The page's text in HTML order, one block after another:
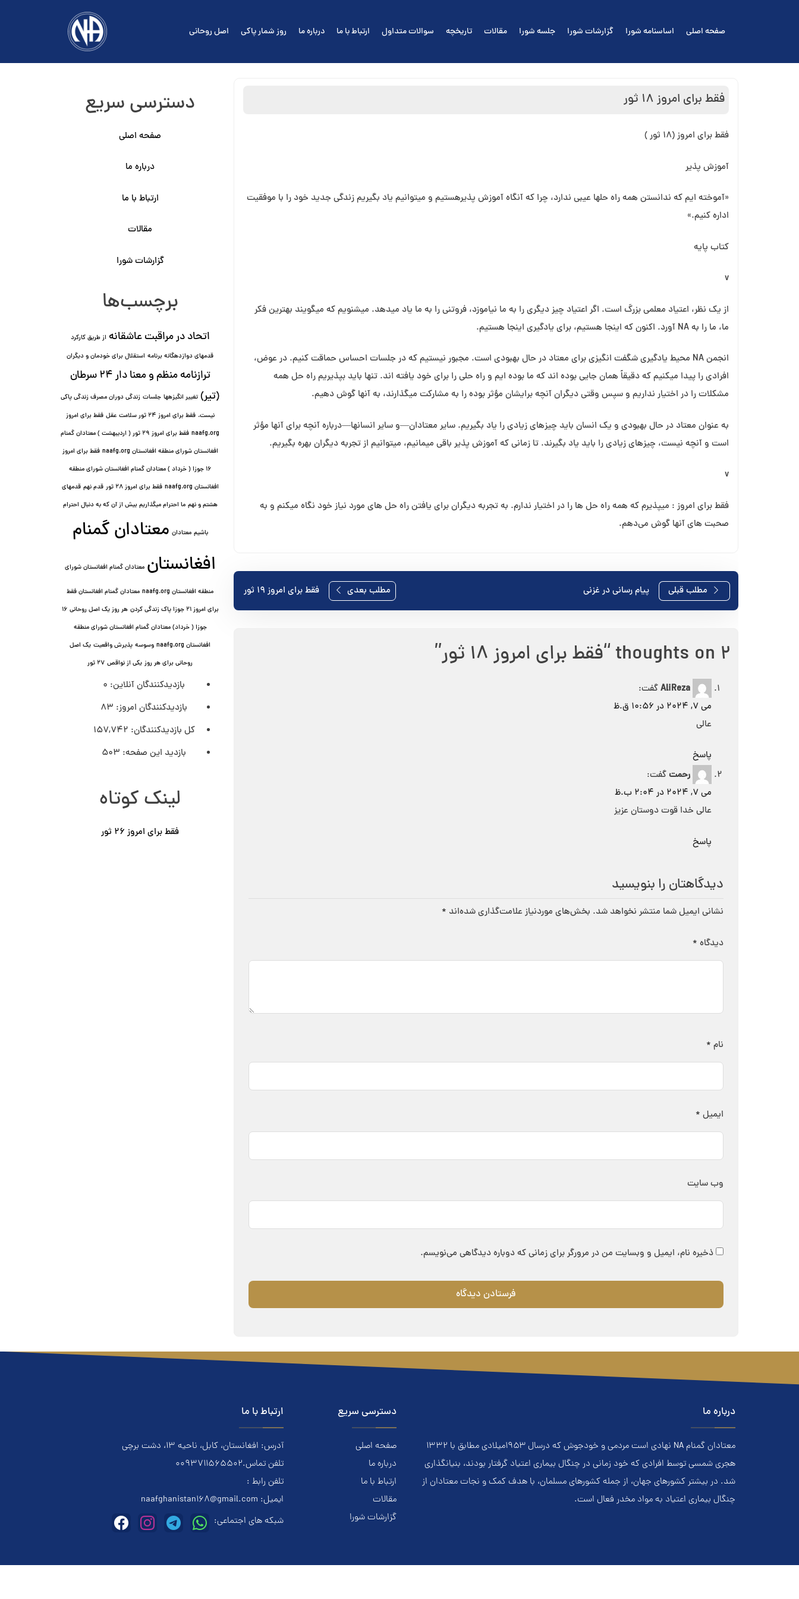
صفحه اصلی اساسنامه شورا گزارشات شورا جلسه شورا مقالات تاریخچه سوالات متداول ارتباط با ما درباره ما روز شمار پاکی اصل روحانی
فقط برای امروز 18 ثور
فقط برای امروز (۱۸ ثور )
آموزش پذیر
«آموخته ⁯ایم که ندانستن همه راه حل⁯ها عیبی ندارد، چرا که آنگاه آموزش پذیرهستیم و می⁯توانیم یاد بگیریم زندگی جدید خود را با موفقیت
اداره کنیم.»
کتاب پایه
v
از یک نظر، اعتیاد معلمی بزرگ است. اگر اعتیاد چیز دیگری را به ما نیاموزد، فروتنی را به ما یاد می⁯دهد. می⁯شنویم که می⁯گویند بهترین فکر
ما، ما را به NA آورد. اکنون که اینجا هستیم، برای یادگیری اینجا هستیم.
انجمن NA محیط یادگیری شگفت⁯ انگیزی برای معتاد در حال بهبودی است. مجبور نیستیم که در جلسات احساس حماقت کنیم. در عوض،
افرادی را پیدا می⁯کنیم که دقیقاً همان جایی بوده اند که ما بوده ایم و راه حلی را برای خود یافته ⁯اند. تنها باید بپذیریم راه حل همه
مشکلات را در اختیار نداریم و سپس وقتی دیگران آنچه برایشان مؤثر بوده را به مشارکت می⁯گذارند، به آنها گوش دهیم.
به عنوان معتاد در حال بهبودی و یک انسان⁯⁯ باید چیزهای زیادی را یاد بگیریم. سایر معتادان—و سایر انسان⁯ها—درباره آنچه برای آنها مؤثر
است و آنچه نیست، چیزهای زیادی را باید یاد بگیرند. تا زمانی که آموزش پذیر باقی می⁯مانیم، می⁯توانیم از تجربه دیگران بهره بگیریم.
v
فقط برای امروز : می⁯پذیرم که همه راه حل⁯ ها را در اختیار ندارم. به تجربه دیگران برای یافتن راه حل های مورد نیاز خود نگاه می⁯کنم و به
صحبت های آنها گوش می⁯‌دهم.
راهبری
مطلب قبلی پیام رسانی در غزنی مطلب بعدی فقط برای امروز ١٩ ثور
2 thoughts on “ فقط برای امروز 18 ثور ”
AliRezaگفت:
می 7, 2024 در 10:56 ق.ظ
عالی
پاسخ
رحمتگفت:
می 7, 2024 در 2:04 ب.ظ
عالی خدا قوت دوستان عزیز
پاسخ
دیدگاهتان را بنویسید
نشانی ایمیل شما منتشر نخواهد شد. بخش‌های موردنیاز علامت‌گذاری شده‌اند *
دیدگاه *
نام *
ایمیل *
وب‌ سایت
ذخیره نام، ایمیل و وبسایت من در مرورگر برای زمانی که دوباره دیدگاهی می‌نویسم.
دسترسی سریع
صفحه اصلی
درباره ما
ارتباط با ما
مقالات
گزارشات شورا
برچسب‌ها
اتحاد در مراقبت عاشقانه از طریق کارکرد
قدمهای دوازده⁯گانه برنامه استقلال برای خودمان و دیگران
ترازنامه منظم و معنا دار ٢۴ سرطان
(تیر) تغییر انگیزه⁯ها جلسات زندگی دوران مصرف زندگی پاکی
نیست. فقط برای امروز 24 ثور سلامت عقل
فقط برای امروز
naafg.org
فقط برای امروز ٢٩ ثور ( اردیبهشت ) معتادان گمنام
افغانستان شورای منطقه افغانستان naafg.org
فقط برای امروز
۱۶ جوزا ( خرداد ) معتادان گمنام افغانستان شورای منطقه
افغانستان naafg.org
فقط برای امروز ۲۸ ثور قدم نهم قدمهای
هشتم و نهم ما احترام میگذاریم بیش از آن که به دنبال احترام
باشیم معتادان معتادان گمنام
افغانستان معتادان گمنام افغانستان شورای
منطقه افغانستان naafg.org
معتادان گمنام افغانستان فقط
برای امروز ۲۱ جوزا پاک زندگی کردن
هر روز یک اصل روحانی ۱۶
جوزا ( خرداد) معتادان گمنام افغانستان شورای منطقه
افغانستان naafg.org
وسوسه پذيرش واقعیت یک اصل
روحانی برای هر روز یکی از نواقص ۲۷ ثور
بازدیدکنندگان آنلاین: 0
بازدیدکنندگان امروز: 83
کل بازدیدکنند‌گان: 157,742
بازدید این صفحه: 503
لینک کوتاه
فقط برای امروز ٢۶ ثور
درباره ما
معتادان گمنام NA نهادي است مردمي و خودجوش که درسال ۱۹۵۳ميلادي مطابق با ۱۳۳۲
هجري‌ شمسي توسط افرادي که خود زماني در چنگال بیماری اعتياد گرفتار بودند، بنيانگذاري
شد. در بيشتر کشور‌هاي جهان، از جمله کشور‌هاي مسلمان، با هدف کمک و نجات معتادان از
چنگال بیماری اعتياد به مواد مخدر فعال است.
دسترسی سریع
صفحه اصلی
درباره ما
ارتباط با ما
مقالات
گزارشات شورا
ارتباط با ما
آدرس: افغانستان، کابل، ناحیه ۱۳، دشت برچی
تلفن تماس.0093711565502
تلفن رابط :
ایمیل: naafghanistan168@gmail.com
شبکه های اجتماعی: